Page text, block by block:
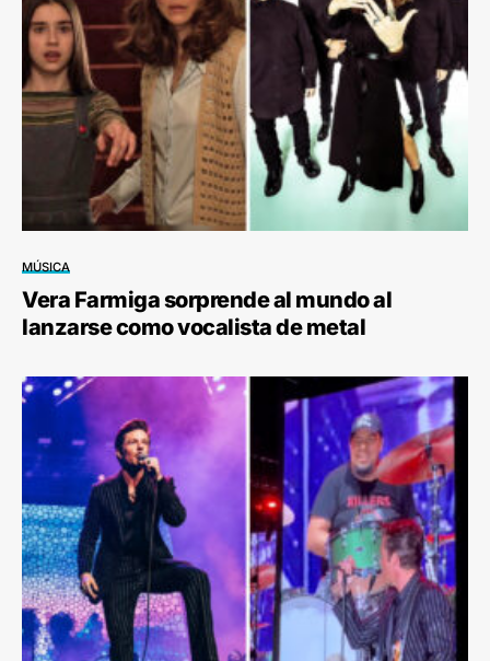
MÚSICA
Vera Farmiga sorprende al mundo al
lanzarse como vocalista de metal